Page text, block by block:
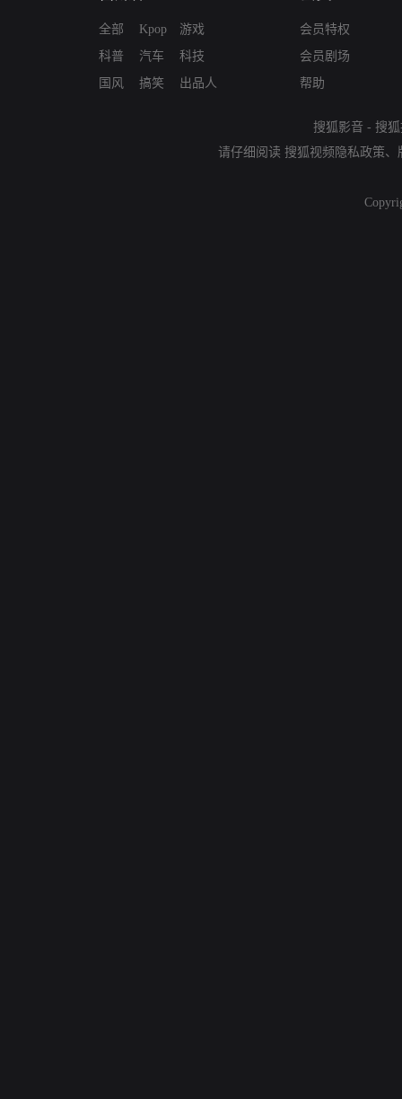
全部
科普
国风
Kpop
汽车
搞笑
游戏
科技
出品人
会员特权
会员剧场
帮助
搜狐影音 - 搜
请仔细阅读 搜狐视频隐私政策、